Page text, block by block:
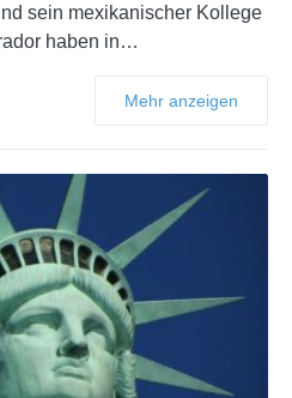
sein mexikanischer Kollege
haben in…
Mehr anzeigen